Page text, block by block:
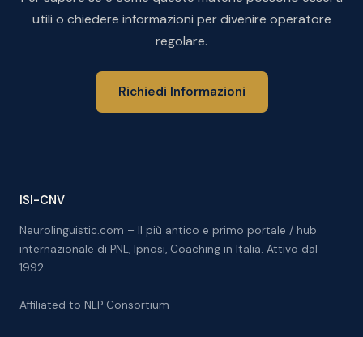
utili o chiedere informazioni per divenire operatore
regolare.
Richiedi Informazioni
ISI-CNV
Neurolinguistic.com – Il più antico e primo portale / hub
internazionale di PNL, Ipnosi, Coaching in Italia. Attivo dal
1992.
Affiliated to NLP Consortium